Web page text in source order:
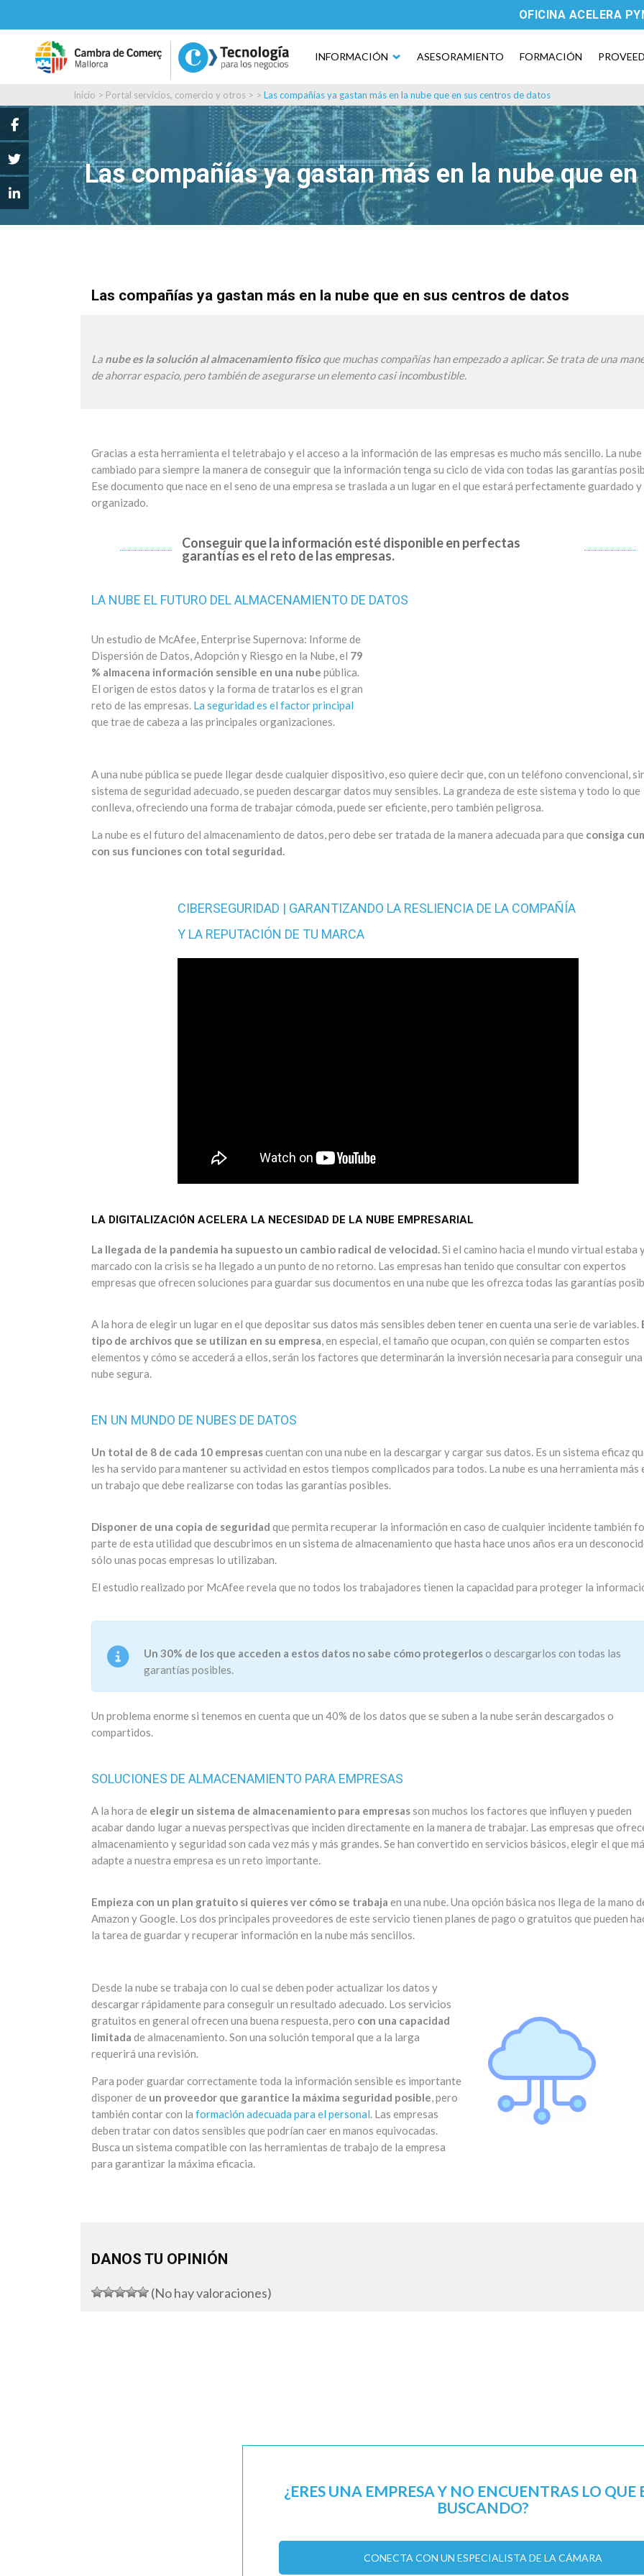
OFICINA ACELERA
INFORMACIÓN ASESORAMIENTO FORMACIÓN
Inicio > Portal servicios, comercio y otros > > Las compañías ya gastan más en la nube que en sus centros de datos
Las compañías ya gastan más en la nube que
Las compañías ya gastan más en la nube que en sus centros de datos
La nube es la solución al almacenamiento físico que muchas compañías han empezado a aplicar. Se trata de una
de ahorrar espacio, pero también de asegurarse un elemento casi incombustible.
Gracias a esta herramienta el teletrabajo y el acceso a la información de las empresas es mucho más sencillo. La nube
cambiado para siempre la manera de conseguir que la información tenga su ciclo de vida con todas las garantías
Ese documento que nace en el seno de una empresa se traslada a un lugar en el que estará perfectamente guardado y
organizado.
Conseguir que la información esté disponible en perfectas
garantías es el reto de las empresas.
LA NUBE EL FUTURO DEL ALMACENAMIENTO DE DATOS
Un estudio de McAfee, Enterprise Supernova: Informe de
Dispersión de Datos, Adopción y Riesgo en la Nube, el 79
% almacena información sensible en una nube pública.
El origen de estos datos y la forma de tratarlos es el gran
reto de las empresas. La seguridad es el factor principal
que trae de cabeza a las principales organizaciones.
A una nube pública se puede llegar desde cualquier dispositivo, eso quiere decir que, con un teléfono convencional,
sistema de seguridad adecuado, se pueden descargar datos muy sensibles. La grandeza de este sistema y todo lo que
conlleva, ofreciendo una forma de trabajar cómoda, puede ser eficiente, pero también peligrosa.
La nube es el futuro del almacenamiento de datos, pero debe ser tratada de la manera adecuada para que consiga
con sus funciones con total seguridad.
CIBERSEGURIDAD | GARANTIZANDO LA RESLIENCIA DE LA COMPAÑÍA
Y LA REPUTACIÓN DE TU MARCA
LA DIGITALIZACIÓN ACELERA LA NECESIDAD DE LA NUBE EMPRESARIAL
La llegada de la pandemia ha supuesto un cambio radical de velocidad.Si el camino hacia el mundo virtual estaba
marcado con la crisis se ha llegado a un punto de no retorno. Las empresas han tenido que consultar con expertos
empresas que ofrecen soluciones para guardar sus documentos en una nube que les ofrezca todas las garantías
A la hora de elegir un lugar en el que depositar sus datos más sensibles deben tener en cuenta una serie de variables.
tipo de archivos que se utilizan en su empresa, en especial, el tamaño que ocupan, con quién se comparten estos
elementos y cómo se accederá a ellos, serán los factores que determinarán la inversión necesaria para conseguir una
nube segura.
EN UN MUNDO DE NUBES DE DATOS
Un total de 8 de cada 10 empresascuentan con una nube en la descargar y cargar sus datos. Es un sistema eficaz
les ha servido para mantener su actividad en estos tiempos complicados para todos. La nube es una herramienta más
un trabajo que debe realizarse con todas las garantías posibles.
Disponer de una copia de seguridad que permita recuperar la información en caso de cualquier incidente también
parte de esta utilidad que descubrimos en un sistema de almacenamiento que hasta hace unos años era un
sólo unas pocas empresas lo utilizaban.
El estudio realizado por McAfee revela que no todos los trabajadores tienen la capacidad para proteger la
Un 30% de los que acceden a estos datos no sabe cómo protegerloso descargarlos con todas las
garantías posibles.
Un problema enorme si tenemos en cuenta que un 40% de los datos que se suben a la nube serán descargados o
compartidos.
SOLUCIONES DE ALMACENAMIENTO PARA EMPRESAS
A la hora de elegir un sistema de almacenamiento para empresasson muchos los factores que influyen y pueden
acabar dando lugar a nuevas perspectivas que inciden directamente en la manera de trabajar. Las empresas que
almacenamiento y seguridad son cada vez más y más grandes. Se han convertido en servicios básicos, elegir el que
adapte a nuestra empresa es un reto importante.
Empieza con un plan gratuito si quieres ver cómo se trabaja en una nube. Una opción básica nos llega de la mano
Amazon y Google. Los dos principales proveedores de este servicio tienen planes de pago o gratuitos que pueden
la tarea de guardar y recuperar información en la nube más sencillos.
Desde la nube se trabaja con lo cual se deben poder actualizar los datos y
descargar rápidamente para conseguir un resultado adecuado. Los servicios
gratuitos en general ofrecen una buena respuesta, pero con una capacidad
limitada de almacenamiento. Son una solución temporal que a la larga
requerirá una revisión.
Para poder guardar correctamente toda la información sensible es importante
disponer de un proveedor que garantice la máxima seguridad posible, pero
también contar con la formación adecuada para el personal. Las empresas
deben tratar con datos sensibles que podrían caer en manos equivocadas.
Busca un sistema compatible con las herramientas de trabajo de la empresa
para garantizar la máxima eficacia.
DANOS TU OPINIÓN
(No hay valoraciones)
¿ERES UNA EMPRESA Y NO ENCUENTRAS LO QUE
BUSCANDO?
CONECTA CON UN ESPECIALISTA DE LA CÁMARA